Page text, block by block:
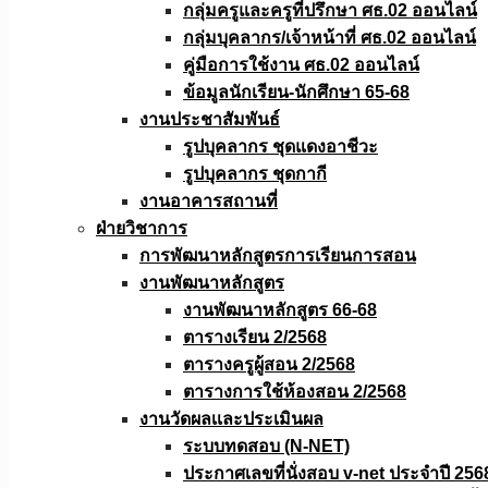
กลุ่มครูและครูที่ปรึกษา ศธ.02 ออนไลน์
กลุ่มบุคลากร/เจ้าหน้าที่ ศธ.02 ออนไลน์
คู่มือการใช้งาน ศธ.02 ออนไลน์
ข้อมูลนักเรียน-นักศึกษา 65-68
งานประชาสัมพันธ์
รูปบุคลากร ชุดแดงอาชีวะ
รูปบุคลากร ชุดกากี
งานอาคารสถานที่
ฝ่ายวิชาการ
การพัฒนาหลักสูตรการเรียนการสอน
งานพัฒนาหลักสูตร
งานพัฒนาหลักสูตร 66-68
ตารางเรียน 2/2568
ตารางครูผู้สอน 2/2568
ตารางการใช้ห้องสอน 2/2568
งานวัดผลเเละประเมินผล
ระบบทดสอบ (N-NET)
ประกาศเลขที่นั่งสอบ v-net ประจำปี